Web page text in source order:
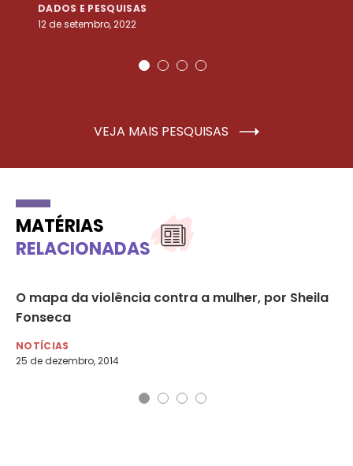
DADOS E PESQUISAS
12 de setembro, 2022
VEJA MAIS PESQUISAS
MATÉRIAS
RELACIONADAS
O mapa da violência contra a mulher, por Sheila
Fonseca
NOTÍCIAS
25 de dezembro, 2014